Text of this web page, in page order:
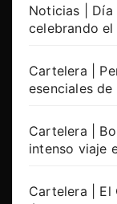
Noticias | Día
celebrando
Cartelera |
esenciales
Cartelera |
intenso viaje
Cartelera | El